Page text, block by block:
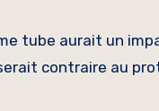
tube aurait un
contraire au